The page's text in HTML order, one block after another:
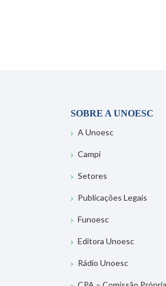
SOBRE A UNOESC
A Unoesc
Campi
Setores
Publicações Legais
Funoesc
Editora Unoesc
Rádio Unoesc